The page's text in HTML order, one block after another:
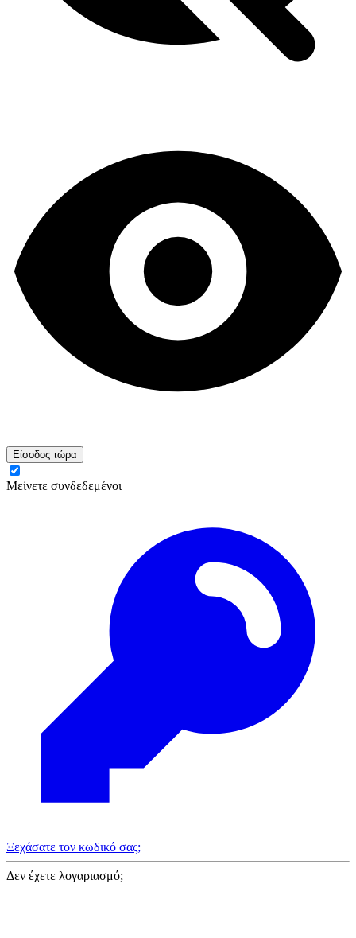
Είσοδος τώρα
Μείνετε συνδεδεμένοι
Ξεχάσατε τον κωδικό σας;
Δεν έχετε λογαριασμό;